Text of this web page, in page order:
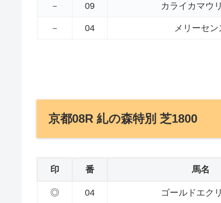
－ 09 カライカマウ
－ 04 メリーセン
京都08R 糺の森特別 芝1800
印 番 馬名
◎ 04 ゴールドエク